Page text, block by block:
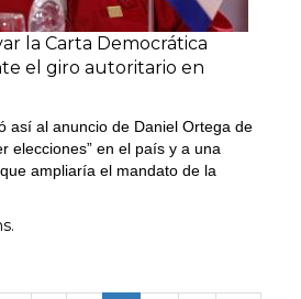
la Carta Democrática
el giro autoritario en
así al anuncio de Daniel Ortega de
elecciones” en el país y a una
ampliaría el mandato de la